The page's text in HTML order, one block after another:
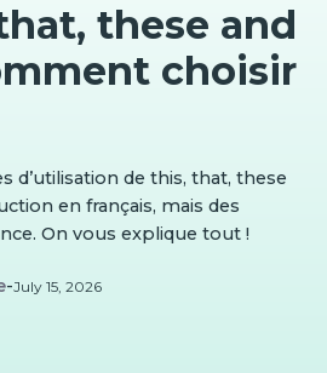
these and
choisir
d’utilisation de this, that, these
en français, mais des
On vous explique tout !
-July 15, 2026